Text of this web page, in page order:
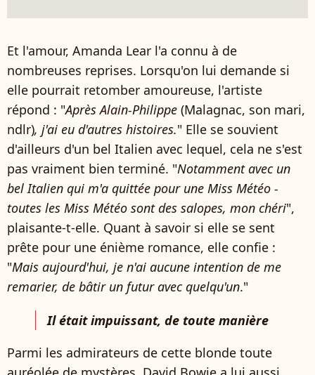
Et l'amour, Amanda Lear l'a connu à de
nombreuses reprises. Lorsqu'on lui demande si
elle pourrait retomber amoureuse, l'artiste
répond : "Après Alain-Philippe (Malagnac, son mari,
ndlr), j'ai eu d'autres histoires." Elle se souvient
d'ailleurs d'un bel Italien avec lequel, cela ne s'est
pas vraiment bien terminé. "Notamment avec un
bel Italien qui m'a quittée pour une Miss Météo -
toutes les Miss Météo sont des salopes, mon chéri",
plaisante-t-elle. Quant à savoir si elle se sent
prête pour une énième romance, elle confie :
"Mais aujourd'hui, je n'ai aucune intention de me
remarier, de bâtir un futur avec quelqu'un."
Il était impuissant, de toute manière
Parmi les admirateurs de cette blonde toute